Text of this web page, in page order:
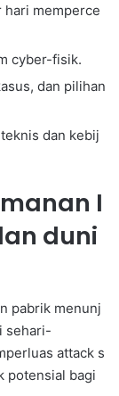
hari memperce
cyber-fisik.
dan pilihan
dan kebij
I
duni
pabrik menunj
sehari-
attack s
potensial bagi